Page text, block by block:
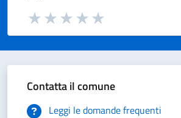
Valuta da 1 a 5 stelle la pagina
Valuta 5 stelle su 5
Valuta 4 stelle su 5
Valuta 3 stelle su 5
Valuta 2 stelle su 5
Valuta 1 stelle su 5
Contatta il comune
Leggi le domande frequenti